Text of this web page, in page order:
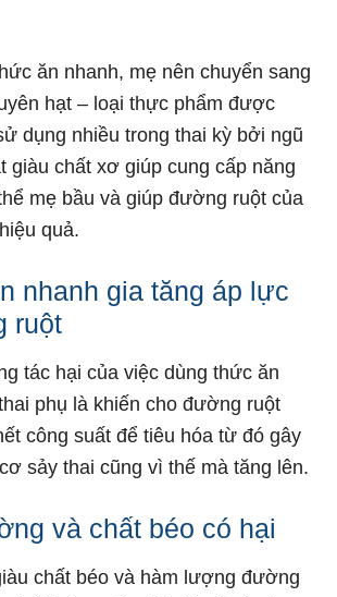
ăn nhanh, mẹ nên chuyển sang
hạt – loại thực phẩm được
dụng nhiều trong thai kỳ bởi ngũ
giàu chất xơ giúp cung cấp năng
mẹ bầu và giúp đường ruột của
quả.
nhanh gia tăng áp lực
ruột
tác hại của việc dùng thức ăn
phụ là khiến cho đường ruột
công suất để tiêu hóa từ đó gây
sảy thai cũng vì thế mà tăng lên.
và chất béo có hại
chất béo và hàm lượng đường